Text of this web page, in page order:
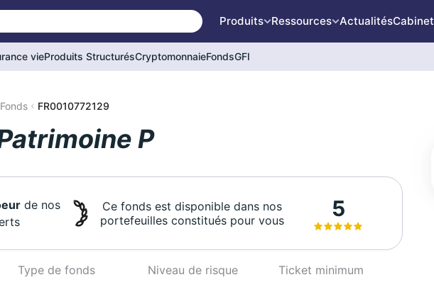
Produits Ressources ActualitésCabinet
vieProduits StructurésCryptomonnaieFondsGFI
Fonds FR0010772129
P
de nos
Ce fonds est disponible dans nos
portefeuilles constitués pour vous
5
Type de fonds Niveau de risque Ticket minimum